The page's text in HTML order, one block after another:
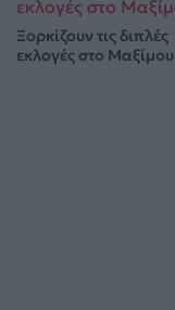
Ξορκίζουν τις διπλές
εκλογές στο Μαξίμου